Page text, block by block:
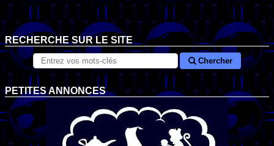
RECHERCHE SUR LE SITE
Chercher
PETITES ANNONCES